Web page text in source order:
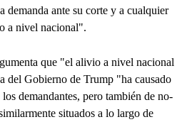
demanda ante su corte y a cualquier
a nivel nacional".
que "el alivio a nivel nacional
del Gobierno de Trump "ha causado
demandantes, pero también de no-
situados a lo largo de